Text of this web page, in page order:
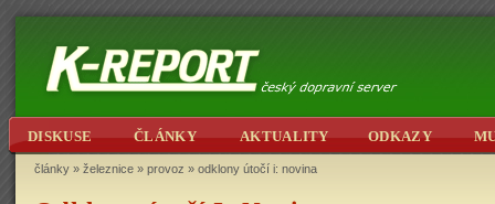
DISKUSE ČLÁNKY AKTUALITY ODKAZY
články » železnice » provoz » odklony útočí i: novina